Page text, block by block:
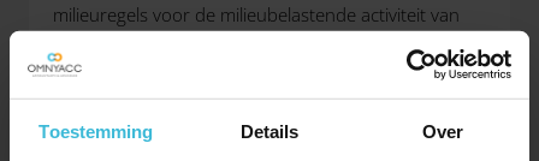
Toestemming Details Over
milieuregels voor de milieubelastende activiteit van
onderzoeksplicht geldt voor de locatie kunnen
ondernemers het stappenplan raadplegen:
Stappenplan Energiebesparing Rapportageplicht